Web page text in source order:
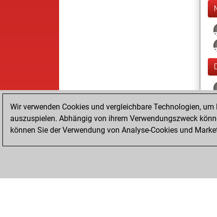
Wir verwenden Cookies und vergleichbare Technologien,
auszuspielen. Abhängig von ihrem Verwendungszweck
können Sie der Verwendung von Analyse-Cookies und